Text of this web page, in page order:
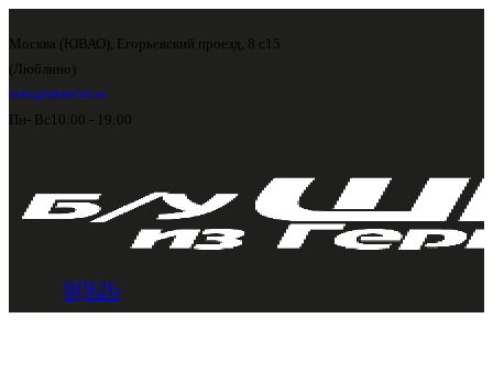
Москва (ЮВАО), Егорьевский проезд, 8 с15
(Люблино)
info@shini56.ru
Пн- Вс 10:00 - 19:00
8(926